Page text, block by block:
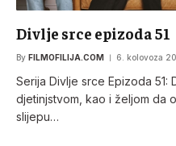
Divlje srce epizoda 51
By FILMOFILIJA.COM 6. kolovoza
Serija Divlje srce Epizoda 51:
djetinjstvom, kao i željom da
slijepu…